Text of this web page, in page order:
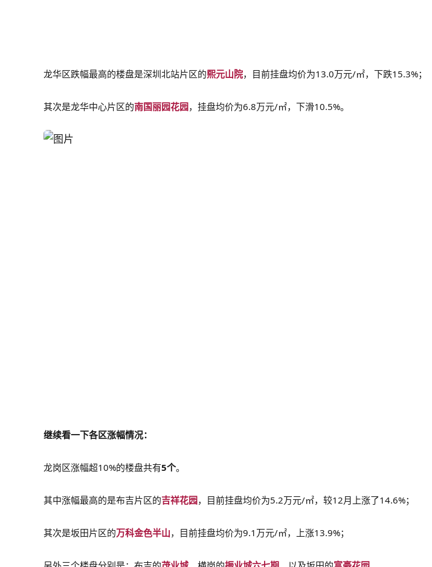
龙华区跌幅最高的楼盘是深圳北站片区的熙元山院，目前挂盘均价为13.0万元/㎡，下跌15.3%；
其次是龙华中心片区的南国丽园花园，挂盘均价为6.8万元/㎡，下滑10.5%。
继续看一下各区涨幅情况：
龙岗区涨幅超10%的楼盘共有5个。
其中涨幅最高的是布吉片区的吉祥花园，目前挂盘均价为5.2万元/㎡，较12月上涨了14.6%；
其次是坂田片区的万科金色半山，目前挂盘均价为9.1万元/㎡，上涨13.9%；